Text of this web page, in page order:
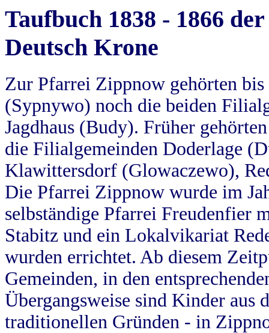
Taufbuch 1838 - 1866
Deutsch Krone
Zur Pfarrei Zippnow gehörten
(Sypnywo) noch die beiden
Jagdhaus (Budy). Früher
die Filialgemeinden Doderlage
Klawittersdorf (Glowaczewo),
Die Pfarrei Zippnow wurde im
selbständige Pfarrei Freudenfier
Stabitz und ein Lokalvikariat
wurden errichtet. Ab diesem
Gemeinden, in den
Übergangsweise sind Kinder aus
traditionellen Gründen - in